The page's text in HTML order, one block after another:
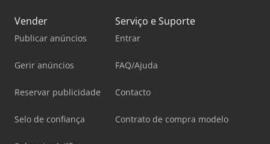
Vender
Publicar anúncios
Gerir anúncios
Reservar publicidade
Selo de confiança
Serviço e Suporte
Entrar
FAQ/Ajuda
Contacto
Contrato de compra modelo